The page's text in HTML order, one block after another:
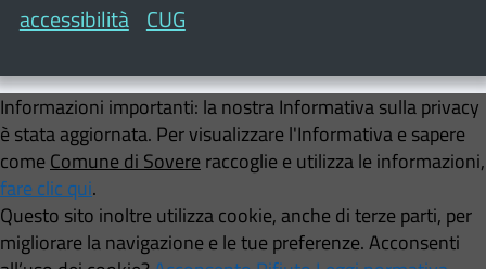
accessibilità CUG
Informazioni importanti: la nostra Informativa sulla privacy
è stata aggiornata. Per visualizzare l'Informativa e sapere
come Comune di Sovere raccoglie e utilizza le informazioni,
fare clic qui.
Questo sito inoltre utilizza cookie, anche di terze parti, per
migliorare la navigazione e le tue preferenze. Acconsenti